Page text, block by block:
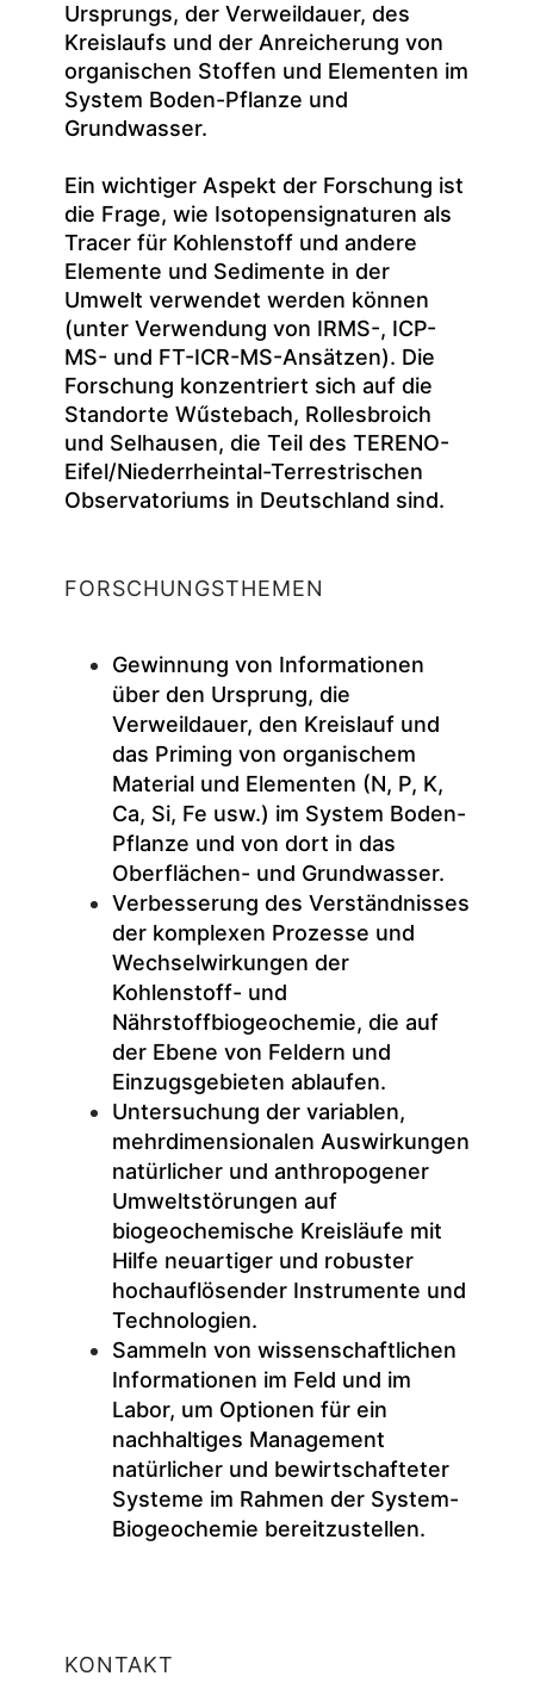
Ursprungs, der Verweildauer, des
Kreislaufs und der Anreicherung von
organischen Stoffen und Elementen im
System Boden-Pflanze und
Grundwasser.
Ein wichtiger Aspekt der Forschung ist
die Frage, wie Isotopensignaturen als
Tracer für Kohlenstoff und andere
Elemente und Sedimente in der
Umwelt verwendet werden können
(unter Verwendung von IRMS-, ICP-
MS- und FT-ICR-MS-Ansätzen). Die
Forschung konzentriert sich auf die
Standorte Wűstebach, Rollesbroich
und Selhausen, die Teil des TERENO-
Eifel/Niederrheintal-Terrestrischen
Observatoriums in Deutschland sind.
FORSCHUNGSTHEMEN
Gewinnung von Informationen
über den Ursprung, die
Verweildauer, den Kreislauf und
das Priming von organischem
Material und Elementen (N, P, K,
Ca, Si, Fe usw.) im System Boden-
Pflanze und von dort in das
Oberflächen- und Grundwasser.
Verbesserung des Verständnisses
der komplexen Prozesse und
Wechselwirkungen der
Kohlenstoff- und
Nährstoffbiogeochemie, die auf
der Ebene von Feldern und
Einzugsgebieten ablaufen.
Untersuchung der variablen,
mehrdimensionalen Auswirkungen
natürlicher und anthropogener
Umweltstörungen auf
biogeochemische Kreisläufe mit
Hilfe neuartiger und robuster
hochauflösender Instrumente und
Technologien.
Sammeln von wissenschaftlichen
Informationen im Feld und im
Labor, um Optionen für ein
nachhaltiges Management
natürlicher und bewirtschafteter
Systeme im Rahmen der System-
Biogeochemie bereitzustellen.
KONTAKT